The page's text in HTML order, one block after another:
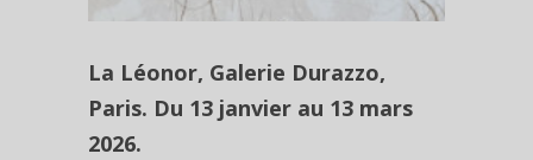
La Léonor, Galerie Durazzo,
Paris. Du 13 janvier au 13 mars
2026.